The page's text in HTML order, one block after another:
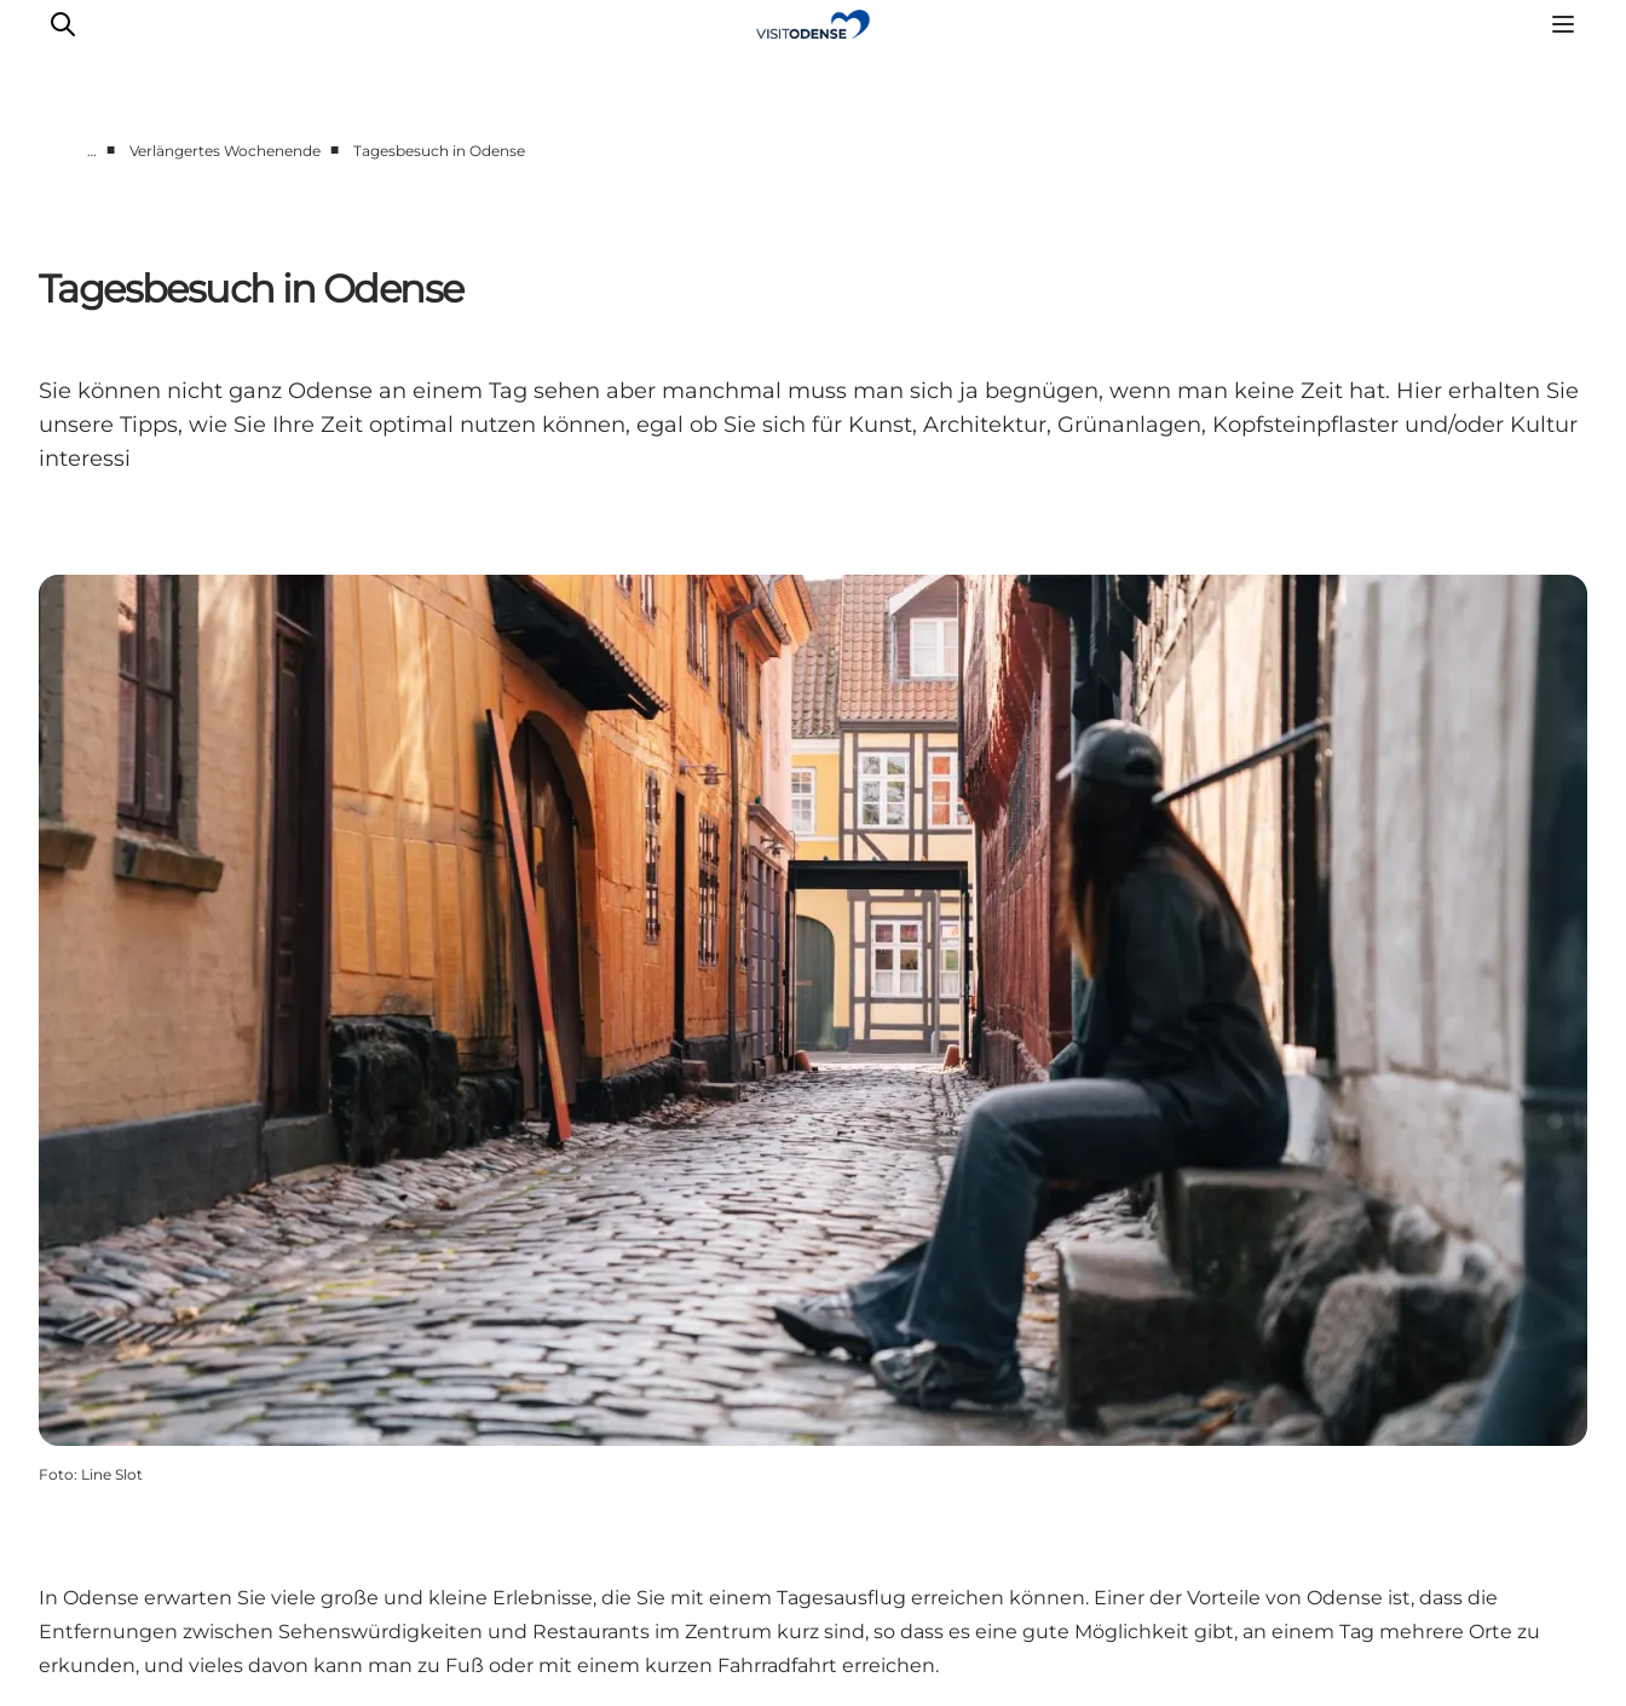
Reiseplanung
Inspiration
… ■ Verlängertes Wochenende ■ Tagesbesuch in Odense
Tagesbesuch in Odense
Sie können nicht ganz Odense an einem Tag sehen aber manchmal muss man sich ja begnügen, wenn man keine Zeit hat. Hier erhalten Sie
unsere Tipps, wie Sie Ihre Zeit optimal nutzen können, egal ob Sie sich für Kunst, Architektur, Grünanlagen, Kopfsteinpflaster und/oder Kultur
interessi
Foto: Line Slot
In Odense erwarten Sie viele große und kleine Erlebnisse, die Sie mit einem Tagesausflug erreichen können. Einer der Vorteile von Odense ist, dass die
Entfernungen zwischen Sehenswürdigkeiten und Restaurants im Zentrum kurz sind, so dass es eine gute Möglichkeit gibt, an einem Tag mehrere Orte zu
erkunden, und vieles davon kann man zu Fuß oder mit einem kurzen Fahrradfahrt erreichen.